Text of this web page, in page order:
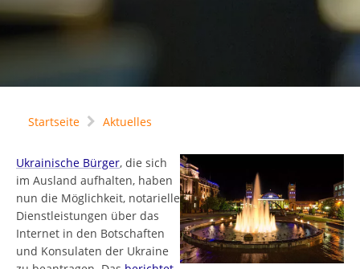
Startseite Aktuelles
Ukrainische Bürger, die sich
im Ausland aufhalten, haben
nun die Möglichkeit, notarielle
Dienstleistungen über das
Internet in den Botschaften
und Konsulaten der Ukraine